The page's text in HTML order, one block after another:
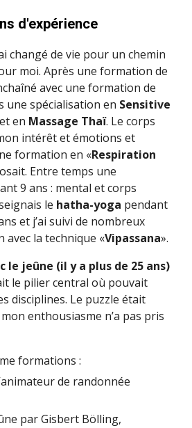
d'expérience
changé de vie pour un chemin
moi. Après une formation de
avec une formation de
une spécialisation en Sensitive
et en Massage Thaï. Le corps
intérêt et émotions et
formation en «Respiration
Entre temps une
9 ans : mental et corps
le hatha-yoga pendant
et j’ai suivi de nombreux
avec la technique «Vipassana».
le jeûne (il y a plus de 25 ans)
le pilier central où pouvait
disciplines. Le puzzle était
enthousiasme n’a pas pris
formations :
de randonnée
par Gisbert Bölling,